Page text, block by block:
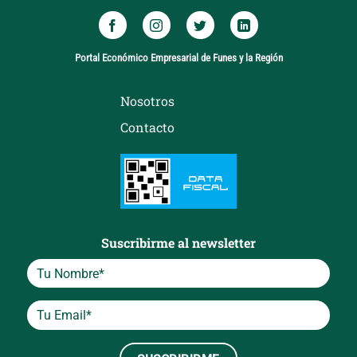
Portal Económico Empresarial de Funes y la Región
Nosotros
Contacto
Suscribirme al newsletter